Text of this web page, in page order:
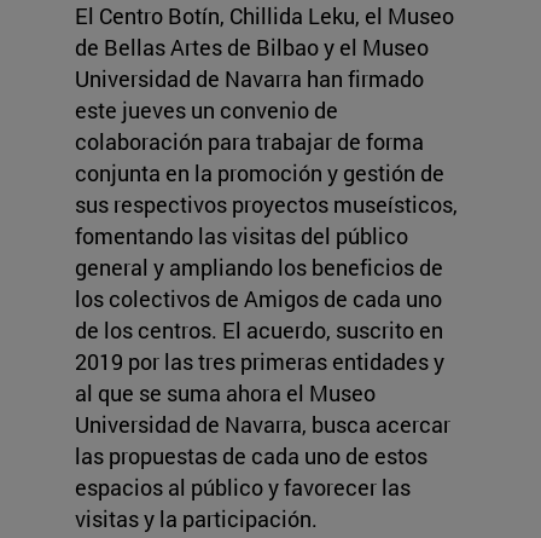
El Centro Botín, Chillida Leku, el Museo
de Bellas Artes de Bilbao y el Museo
Universidad de Navarra han firmado
este jueves un convenio de
colaboración para trabajar de forma
conjunta en la promoción y gestión de
sus respectivos proyectos museísticos,
fomentando las visitas del público
general y ampliando los beneficios de
los colectivos de Amigos de cada uno
de los centros. El acuerdo, suscrito en
2019 por las tres primeras entidades y
al que se suma ahora el Museo
Universidad de Navarra, busca acercar
las propuestas de cada uno de estos
espacios al público y favorecer las
visitas y la participación.